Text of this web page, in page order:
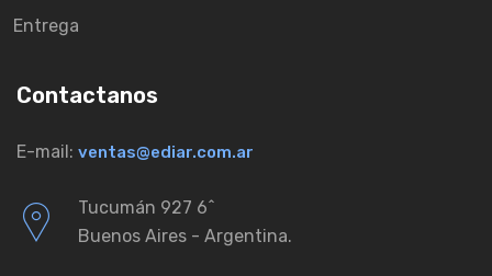
Entrega
Contactanos
E-mail: ventas@ediar.com.ar
Tucumán 927 6ˆ
Buenos Aires - Argentina.